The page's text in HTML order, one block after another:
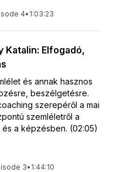
4• 1:03:23
Katalin: Elfogadó,
és annak hasznos
beszélgetésre.
szerepéről a mai
szemléletről a
a képzésben. (02:05)
3• 1:44:10